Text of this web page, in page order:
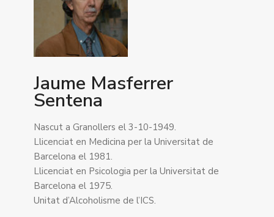
Jaume Masferrer
Sentena
Nascut a Granollers el 3-10-1949.
Llicenciat en Medicina per la Universitat de
Barcelona el 1981.
Llicenciat en Psicologia per la Universitat de
Barcelona el 1975.
Unitat d’Alcoholisme de l’ICS.